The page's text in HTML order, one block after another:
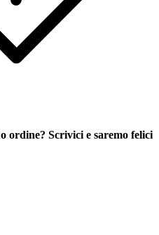
ordine? Scrivici e saremo felici